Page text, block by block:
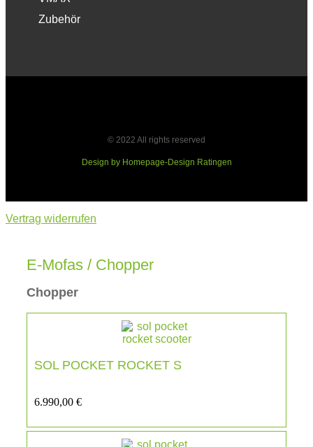
Zubehör
© 2022 All rights reserved
Design by Homepage-Design Ratingen
Vertrag widerrufen
E-Mofas / Chopper
Chopper
SOL POCKET ROCKET S
6.990,00 €